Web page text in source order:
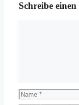
Schreibe
Name